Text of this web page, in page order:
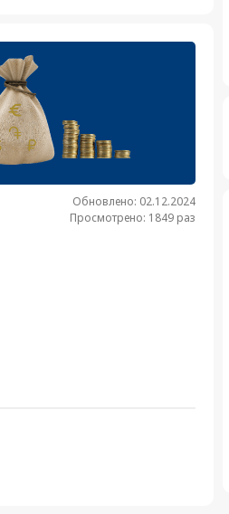
Обновлено: 02.12.2024
Просмотрено: 1849 раз